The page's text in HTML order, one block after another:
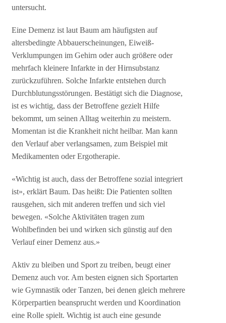
untersucht.
Eine Demenz ist laut Baum am häufigsten auf
altersbedingte Abbauerscheinungen, Eiweiß-
Verklumpungen im Gehirn oder auch größere oder
mehrfach kleinere Infarkte in der Hirnsubstanz
zurückzuführen. Solche Infarkte entstehen durch
Durchblutungsstörungen. Bestätigt sich die Diagnose,
ist es wichtig, dass der Betroffene gezielt Hilfe
bekommt, um seinen Alltag weiterhin zu meistern.
Momentan ist die Krankheit nicht heilbar. Man kann
den Verlauf aber verlangsamen, zum Beispiel mit
Medikamenten oder Ergotherapie.
«Wichtig ist auch, dass der Betroffene sozial integriert
ist», erklärt Baum. Das heißt: Die Patienten sollten
rausgehen, sich mit anderen treffen und sich viel
bewegen. «Solche Aktivitäten tragen zum
Wohlbefinden bei und wirken sich günstig auf den
Verlauf einer Demenz aus.»
Aktiv zu bleiben und Sport zu treiben, beugt einer
Demenz auch vor. Am besten eignen sich Sportarten
wie Gymnastik oder Tanzen, bei denen gleich mehrere
Körperpartien beansprucht werden und Koordination
eine Rolle spielt. Wichtig ist auch eine gesunde